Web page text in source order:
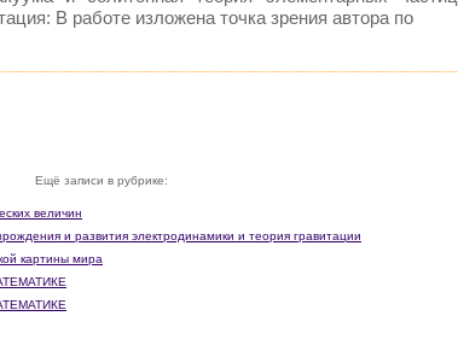
В работе изложена точка зрения автора по
Ещё записи в рубрике:
величин
и развития электродинамики и теория гравитации
картины мира